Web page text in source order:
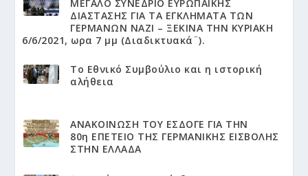
ΜΕΓΑΛΟ ΣΥΝΕΔΡΙΟ ΕΥΡΩΠΑΙΚΗΣ
ΔΙΑΣΤΑΣΗΣ ΓΙΑ ΤΑ ΕΓΚΛΗΜΑΤΑ ΤΩΝ
ΓΕΡΜΑΝΩΝ ΝΑΖΙ – ΞΕΚΙΝΑ ΤΗΝ ΚΥΡΙΑΚΗ
6/6/2021, ωρα 7 μμ (Διαδικτυακά¨).
Το Εθνικό Συμβούλιο και η ιστορική
αλήθεια
ΑΝΑΚΟΙΝΩΣΗ ΤΟΥ ΕΣΔΟΓΕ ΓΙΑ ΤΗΝ
80η ΕΠΕΤΕΙΟ ΤΗΣ ΓΕΡΜΑΝΙΚΗΣ ΕΙΣΒΟΛΗΣ
ΣΤΗΝ ΕΛΛΑΔΑ